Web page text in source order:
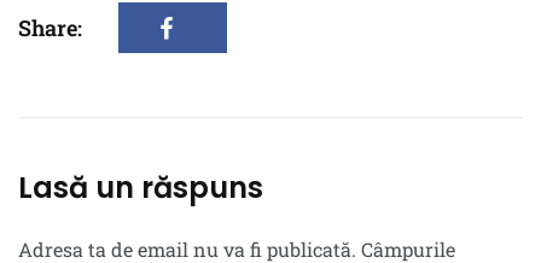
Share:
Lasă un răspuns
Adresa ta de email nu va fi publicată. Câmpurile